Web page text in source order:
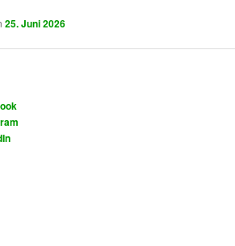
25. Juni 2026